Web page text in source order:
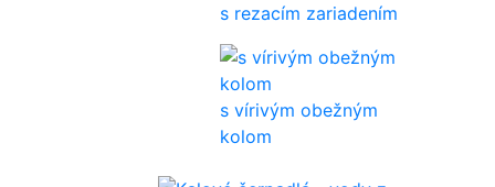
s rezacím zariadením
s vírivým obežným
kolom